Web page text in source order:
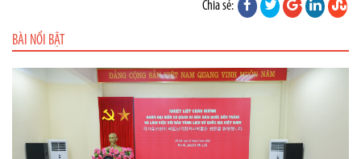
Chia sẻ:
BÀI NỔI BẬT